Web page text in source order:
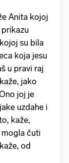
Anita kojoj
su bila
koja jesu
u pravi raj
jako
joj je
uzdahe i
kaže,
mogla čuti
od